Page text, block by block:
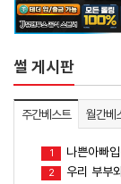
썰 게시판
주간베스트 월간베
1 나쁜아빠
2 우리 부부